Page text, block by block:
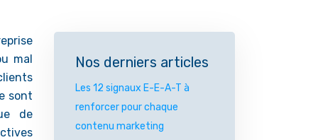
mal
sont
de
Nos derniers articles
Les 12 signaux E-E-A-T à
renforcer pour chaque
contenu marketing